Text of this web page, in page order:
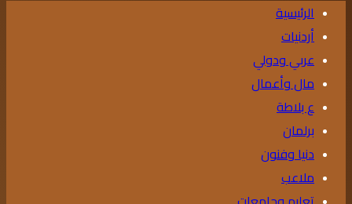
الرئيسية
أردنيات
عربي ودولي
مال وأعمال
ع بلاطة
برلمان
دنيا وفنون
ملاعب